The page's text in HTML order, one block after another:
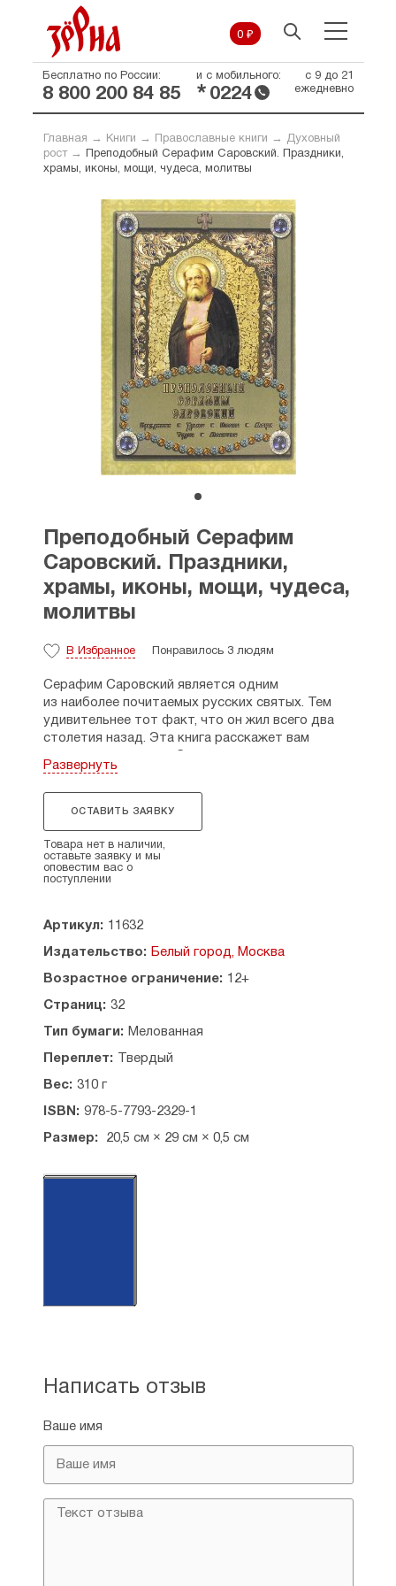
0 ₽
Бесплатно по России:
8 800 200 84 85
и с мобильного:
* 0224
с 9 до 21
ежедневно
Главная → Книги → Православные книги →
Духовный
рост→
Преподобный Серафим Саровский. Праздники,
храмы, иконы, мощи, чудеса, молитвы
Преподобный Серафим
Саровский. Праздники,
храмы, иконы, мощи, чудеса,
молитвы
В Избранное Понравилось 3 людям
Серафим Саровский является одним
из наиболее почитаемых русских святых. Тем
удивительнее тот факт, что он жил всего два
столетия назад. Эта книга расскажет вам
храмах в его честь, молитвах, обращенных
к нему, и многом другом. Не оставят
равнодушными читателя и прекрасные
иллюстрации, многие из которых печатаются
впервые.
Развернуть
ОСТАВИТЬ ЗАЯВКУ
Товара нет в наличии,
оставьте заявку и мы
оповестим вас о
поступлении
Артикул: 11632
Издательство: Белый город, Москва
Возрастное ограничение: 12+
Страниц: 32
Тип бумаги: Мелованная
Переплет: Твердый
Вес: 310 г
ISBN: 978-5-7793-2329-1
Размер: 20,5 см × 29 см × 0,5 см
Написать отзыв
Ваше имя